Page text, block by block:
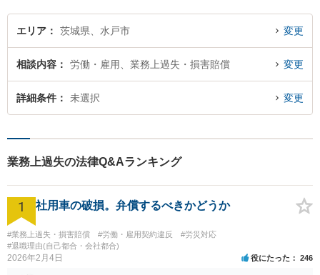
エリア 茨城県、水戸市 変更
相談内容 労働・雇用、業務上過失・損害賠償 変更
詳細条件 未選択 変更
業務上過失の法律Q&Aランキング
1 社用車の破損。弁償するべきかどうか
#業務上過失・損害賠償 #労働・雇用契約違反
#労災対応
#退職理由(自己都合・会社都合)
2026年2月4日 役にたった 246